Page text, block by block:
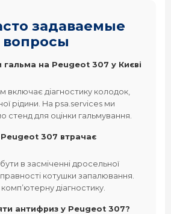
задаваемые
вопросы
гальма на Peugeot 307 у Києві
включає діагностику колодок,
рідини. На psa.services ми
стенд для оцінки гальмування.
307 втрачає
в засміченні дросельної
котушки запалювання.
діагностику.
антифриз у Peugeot 307?